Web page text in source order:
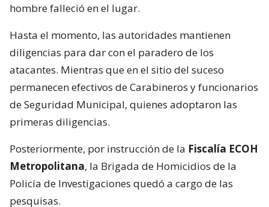
hombre falleció en el lugar.
Hasta el momento, las autoridades mantienen
diligencias para dar con el paradero de los
atacantes. Mientras que en el sitio del suceso
permanecen efectivos de Carabineros y funcionarios
de Seguridad Municipal, quienes adoptaron las
primeras diligencias.
Posteriormente, por instrucción de la Fiscalía ECOH
Metropolitana, la Brigada de Homicidios de la
Policía de Investigaciones quedó a cargo de las
pesquisas.